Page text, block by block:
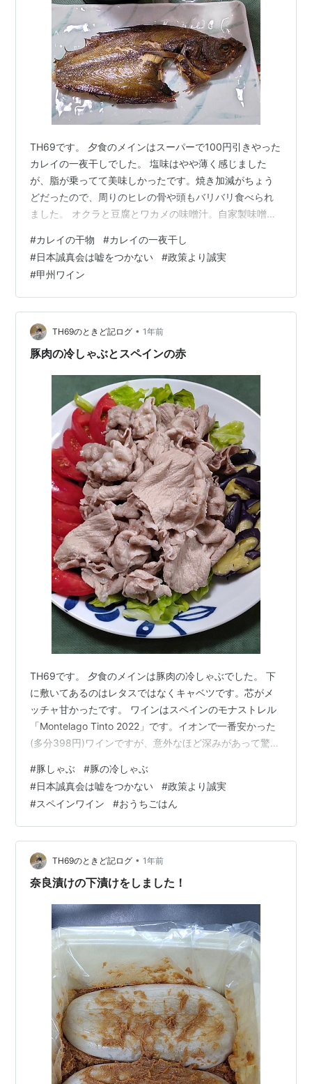
TH69です。 夕食のメインはスーパーで100円引きやった
カレイの一夜干しでした。 塩味はやや薄く感じました
が、脂が乗ってて美味しかったです。焼き加減がちょう
どだったので、周りのヒレの骨や頭もバリバリ食べられ
ました。 オクラと豆腐とワカメの味噌汁。自家製味噌の
つお節と醤油で食べました。冷奴はおろし生姜と醤油で
す。 毛豆の納豆、ひよこ豆の甘煮、きゅうりもみ、山椒
入りワカサギの佃煮 大根ときゅうりと海藻のサラダ、最
後のあらかわの桃 合わせたワインは山梨県ルミエール社
の甲州「ルミエール フレール 甲州 2023 新酒」です。爽
やかな柑橘系でしっかり…
#カレイの干物 #カレイの一夜干し
#日本誠真会は嘘をつかない #政策より誠実
#甲州ワイン
TH69のときど記ログ • 1年前
豚肉の冷しゃぶとスペインの赤
TH69です。 夕食のメインは豚肉の冷しゃぶでした。 下
に敷いてあるのはレタスではなくキャベツです。芯がメ
ッチャ甘かったです。 ワインはスペインのモナストレル
「Montelago Tinto 2022」です。イオンで一番安かった
(多分398円)ワインですが、意外なほど深みがあって驚き
ごまペースト＋旭ポンズ＋丸天ゆずポン酢＋丸天かつお
醤油)で作った「絶品ごまダレ」と 自家ブレンド(旭ポン
ズ＋丸天ゆずポン酢＋丸天かつお醤油)のポン酢醤油で
す。 黒豆の甘煮(これで終わりです)、今日作ったきゅう
りの甘酢漬け、ひよこ豆の甘煮 レタスときゅうりともず
く…
#豚しゃぶ #豚の冷しゃぶ
#日本誠真会は嘘をつかない #政策より誠実
#スペインワイン #おうちごはん
TH69のときど記ログ • 1年前
奈良漬けの下漬けをしました！